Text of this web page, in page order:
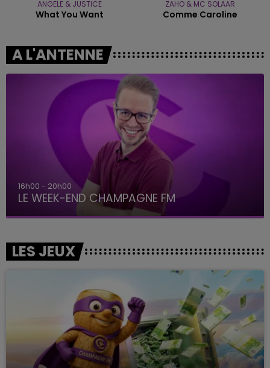
ANGELE & JUSTICE
What You Want
ZAHO & MC SOLAAR
Comme Caroline
A L'ANTENNE
16h00 - 20h00
LE WEEK-END CHAMPAGNE FM
LES JEUX